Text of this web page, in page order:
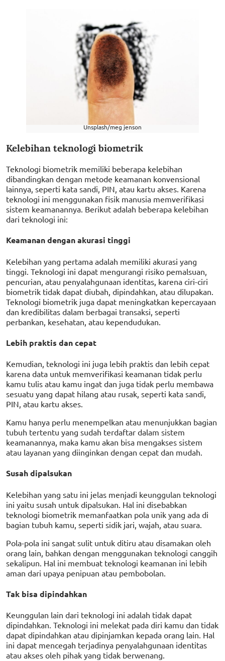
Unsplash/meg jenson
Kelebihan teknologi biometrik
Teknologi biometrik memiliki beberapa kelebihan
dibandingkan dengan metode keamanan konvensional
lainnya, seperti kata sandi, PIN, atau kartu akses. Karena
teknologi ini menggunakan fisik manusia memverifikasi
sistem keamanannya. Berikut adalah beberapa kelebihan
dari teknologi ini:
Keamanan dengan akurasi tinggi
Kelebihan yang pertama adalah memiliki akurasi yang
tinggi. Teknologi ini dapat mengurangi risiko pemalsuan,
pencurian, atau penyalahgunaan identitas, karena ciri-ciri
biometrik tidak dapat diubah, dipindahkan, atau dilupakan.
Teknologi biometrik juga dapat meningkatkan kepercayaan
dan kredibilitas dalam berbagai transaksi, seperti
perbankan, kesehatan, atau kependudukan.
Lebih praktis dan cepat
Kemudian, teknologi ini juga lebih praktis dan lebih cepat
karena data untuk memverifikasi keamanan tidak perlu
kamu tulis atau kamu ingat dan juga tidak perlu membawa
sesuatu yang dapat hilang atau rusak, seperti kata sandi,
PIN, atau kartu akses.
Kamu hanya perlu menempelkan atau menunjukkan bagian
tubuh tertentu yang sudah terdaftar dalam sistem
keamanannya, maka kamu akan bisa mengakses sistem
atau layanan yang diinginkan dengan cepat dan mudah.
Susah dipalsukan
Kelebihan yang satu ini jelas menjadi keunggulan teknologi
ini yaitu susah untuk dipalsukan. Hal ini disebabkan
teknologi biometrik memanfaatkan pola unik yang ada di
bagian tubuh kamu, seperti sidik jari, wajah, atau suara.
Pola-pola ini sangat sulit untuk ditiru atau disamakan oleh
orang lain, bahkan dengan menggunakan teknologi canggih
sekalipun. Hal ini membuat teknologi keamanan ini lebih
aman dari upaya penipuan atau pembobolan.
Tak bisa dipindahkan
Keunggulan lain dari teknologi ini adalah tidak dapat
dipindahkan. Teknologi ini melekat pada diri kamu dan tidak
dapat dipindahkan atau dipinjamkan kepada orang lain. Hal
ini dapat mencegah terjadinya penyalahgunaan identitas
atau akses oleh pihak yang tidak berwenang.